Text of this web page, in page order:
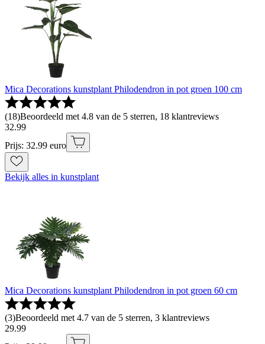
Mica Decorations kunstplant Philodendron in pot groen 100 cm
(18)Beoordeeld met 4.8 van de 5 sterren, 18 klantreviews
32.99
Prijs: 32.99 euro
Bekijk alles in kunstplant
Mica Decorations kunstplant Philodendron in pot groen 60 cm
(3)Beoordeeld met 4.7 van de 5 sterren, 3 klantreviews
29.99